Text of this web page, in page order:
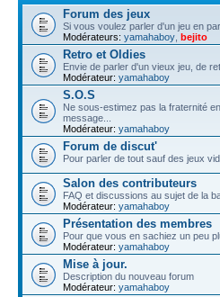
Forum des jeux
Si vous voulez parler d'un jeu en
Modérateurs: yamahaboy bejito
Retro et Oldies
Envie de parler d'un vieux jeu, de
Modérateur: yamahaboy
S.O.S
Ne sous-estimez pas la fraternité
message...
Modérateur: yamahaboy
Forum de discut'
Pour parler de tout sauf des jeux
Salon des contributeurs
FAQ et discussions au sujet de la
Modérateur: yamahaboy
Présentation des membres
Pour que vous en sachiez un peu
Modérateur: yamahaboy
Mise à jour.
Description du nouveau forum
Modérateur: yamahaboy